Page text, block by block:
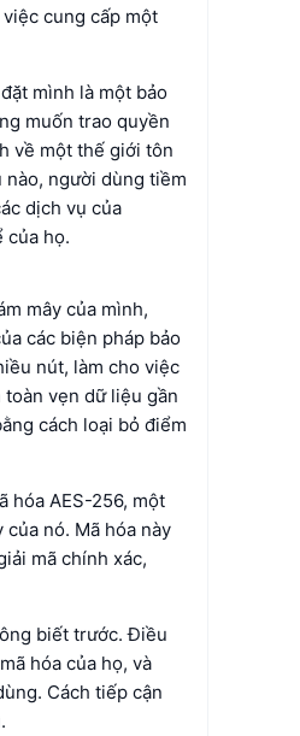
cung cấp một
mình là một bảo
muốn trao quyền
về một thế giới tôn
người dùng tiềm
dịch vụ của
của họ.
mây của mình,
các biện pháp bảo
nút, làm cho việc
vẹn dữ liệu gần
cách loại bỏ điểm
hóa AES-256, một
nó. Mã hóa này
mã chính xác,
biết trước. Điều
hóa của họ, và
Cách tiếp cận